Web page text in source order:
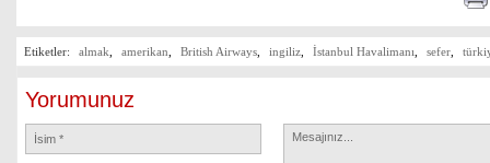
Etiketler: almak amerikan British Airways ingiliz İstanbul Havalimanı sefer
Yorumunuz